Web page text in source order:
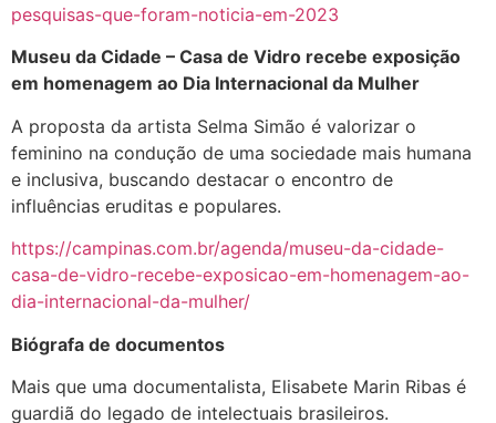
pesquisas-que-foram-noticia-em-2023
Museu da Cidade – Casa de Vidro recebe exposição
em homenagem ao Dia Internacional da Mulher
A proposta da artista Selma Simão é valorizar o
feminino na condução de uma sociedade mais humana
e inclusiva, buscando destacar o encontro de
influências eruditas e populares.
https://campinas.com.br/agenda/museu-da-cidade-
casa-de-vidro-recebe-exposicao-em-homenagem-ao-
dia-internacional-da-mulher/
Biógrafa de documentos
Mais que uma documentalista, Elisabete Marin Ribas é
guardiã do legado de intelectuais brasileiros.